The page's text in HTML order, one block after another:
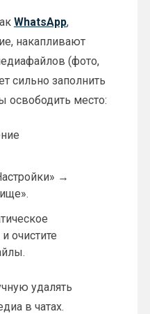
WhatsApp,
накапливают
(фото,
сильно заполнить
освободить место:
→
очистите
удалять
в чатах.